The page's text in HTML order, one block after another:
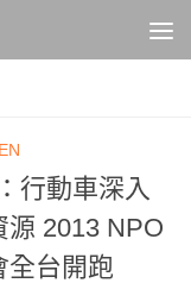
行動車深入
源 2013 NPO
全台開跑